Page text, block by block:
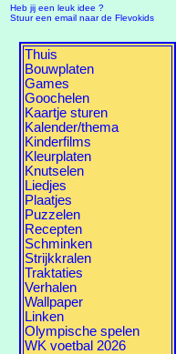
Heb jij een leuk idee ?
Stuur een email naar de Flevokids
Thuis
Bouwplaten
Games
Goochelen
Kaartje sturen
Kalender/thema
Kinderfilms
Kleurplaten
Knutselen
Liedjes
Plaatjes
Puzzelen
Recepten
Schminken
Strijkkralen
Traktaties
Verhalen
Wallpaper
Linken
Olympische spelen
WK voetbal 2026